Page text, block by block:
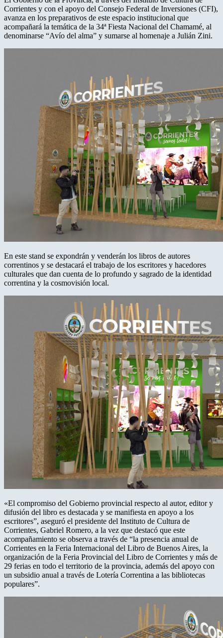
Corrientes y con el apoyo del Consejo Federal de Inversiones (CFI),
avanza en los preparativos de este espacio institucional que
acompañará la temática de la 34ª Fiesta Nacional del Chamamé, al
denominarse “Avío del alma” y sumarse al homenaje a Julián Zini.
En este stand se expondrán y venderán los libros de autores
correntinos y se destacará el trabajo de los escritores y hacedores
culturales que dan cuenta de lo profundo y sagrado de la identidad
correntina y la cosmovisión local.
«El compromiso del Gobierno provincial respecto al autor, editor y
difusión del libro es destacada y se manifiesta en apoyo a los
escritores”, aseguró el presidente del Instituto de Cultura de
Corrientes, Gabriel Romero, a la vez que destacó que este
acompañamiento se observa a través de “la presencia anual de
Corrientes en la Feria Internacional del Libro de Buenos Aires, la
organización de la Feria Provincial del Libro de Corrientes y más de
29 ferias en todo el territorio de la provincia, además del apoyo con
un subsidio anual a través de Lotería Correntina a las bibliotecas
populares”.